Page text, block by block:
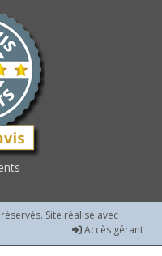
réservés. Site réalisé avec
Accès gérant